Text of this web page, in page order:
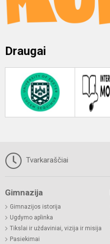
Draugai
Tvarkaraščiai
Gimnazija
Gimnazijos istorija
Ugdymo aplinka
Tikslai ir uždaviniai, vizija ir misija
Pasiekimai